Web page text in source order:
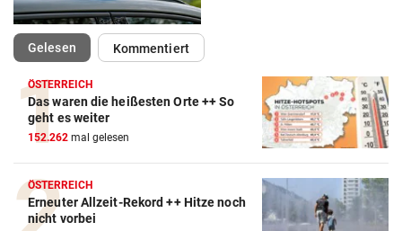
Gelesen(ausgewählt)Kommentiert
ÖSTERREICH
Das waren die heißesten Orte ++ So
geht es weiter
152.262 mal gelesen
ÖSTERREICH
Erneuter Allzeit-Rekord ++ Hitze noch
nicht vorbei